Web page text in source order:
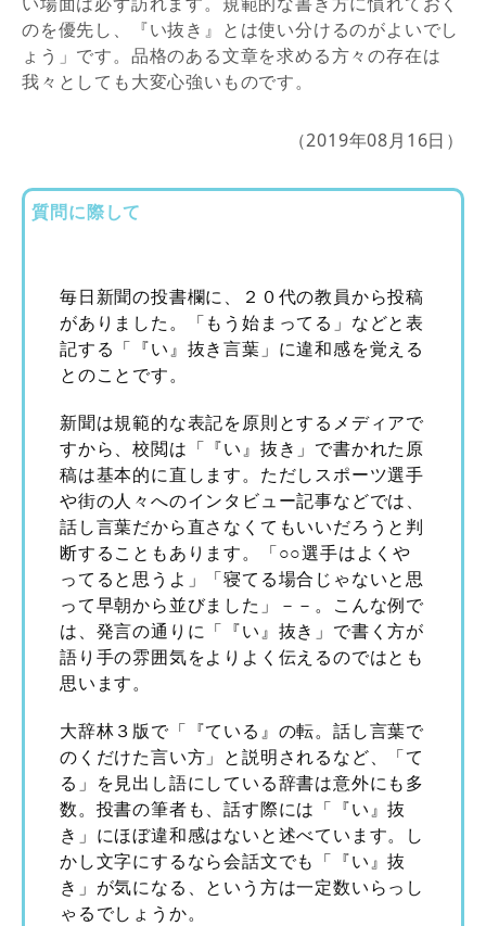
のを優先し、『い抜き』とは使い分けるのがよいでし
ょう」です。品格のある文章を求める方々の存在は
我々としても大変心強いものです。
（2019年08月16日）
質問に際して
毎日新聞の投書欄に、２０代の教員から投稿
がありました。「もう始まってる」などと表
記する「『い』抜き言葉」に違和感を覚える
とのことです。
新聞は規範的な表記を原則とするメディアで
すから、校閲は「『い』抜き」で書かれた原
稿は基本的に直します。ただしスポーツ選手
や街の人々へのインタビュー記事などでは、
話し言葉だから直さなくてもいいだろうと判
断することもあります。「○○選手はよくや
ってると思うよ」「寝てる場合じゃないと思
って早朝から並びました」－－。こんな例で
は、発言の通りに「『い』抜き」で書く方が
語り手の雰囲気をよりよく伝えるのではとも
思います。
大辞林３版で「『ている』の転。話し言葉で
のくだけた言い方」と説明されるなど、「て
る」を見出し語にしている辞書は意外にも多
数。投書の筆者も、話す際には「『い』抜
き」にほぼ違和感はないと述べています。し
かし文字にするなら会話文でも「『い』抜
き」が気になる、という方は一定数いらっし
ゃるでしょうか。